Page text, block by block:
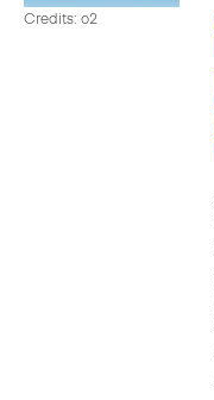
Credits: o2